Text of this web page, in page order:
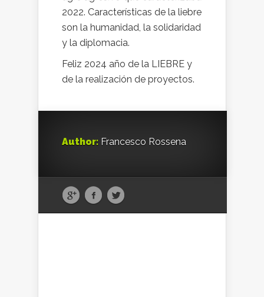
2022. Características de la liebre
son la humanidad, la solidaridad
y la diplomacia.
Feliz 2024 año de la LIEBRE y
de la realización de proyectos.
Author: Francesco Rossena